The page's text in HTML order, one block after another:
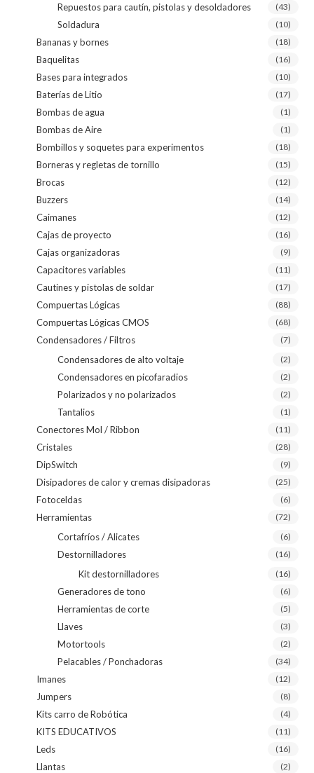
Repuestos para cautín, pistolas y desoldadores (43)
Soldadura (10)
Bananas y bornes (18)
Baquelitas (16)
Bases para integrados (10)
Baterías de Litio (17)
Bombas de agua (1)
Bombas de Aire (1)
Bombillos y soquetes para experimentos (18)
Borneras y regletas de tornillo (15)
Brocas (12)
Buzzers (14)
Caimanes (12)
Cajas de proyecto (16)
Cajas organizadoras (9)
Capacitores variables (11)
Cautines y pistolas de soldar (17)
Compuertas Lógicas (88)
Compuertas Lógicas CMOS (68)
Condensadores / Filtros (7)
Condensadores de alto voltaje (2)
Condensadores en picofaradios (2)
Polarizados y no polarizados (2)
Tantalios (1)
Conectores Mol / Ribbon (11)
Cristales (28)
DipSwitch (9)
Disipadores de calor y cremas disipadoras (25)
Fotoceldas (6)
Herramientas (72)
Cortafríos / Alicates (6)
Destornilladores (16)
Kit destornilladores (16)
Generadores de tono (6)
Herramientas de corte (5)
Llaves (3)
Motortools (2)
Pelacables / Ponchadoras (34)
Imanes (12)
Jumpers (8)
Kits carro de Robótica (4)
KITS EDUCATIVOS (11)
Leds (16)
Llantas (2)